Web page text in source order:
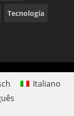
Tecnología
Italiano